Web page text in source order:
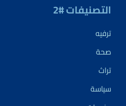
التصنيفات #2
ترفيه
صحة
تراث
سياسة